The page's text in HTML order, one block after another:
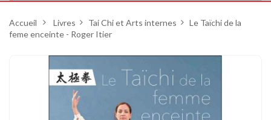
DVD
Armes
Tenues
Chaussures
Accueil > Livres > Tai Chi et Arts internes > Le Taïchi de la
feme enceinte - Roger Itier